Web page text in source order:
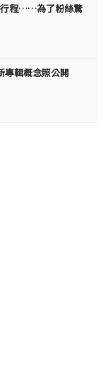
行程……為了粉絲驚
輯概念照公開